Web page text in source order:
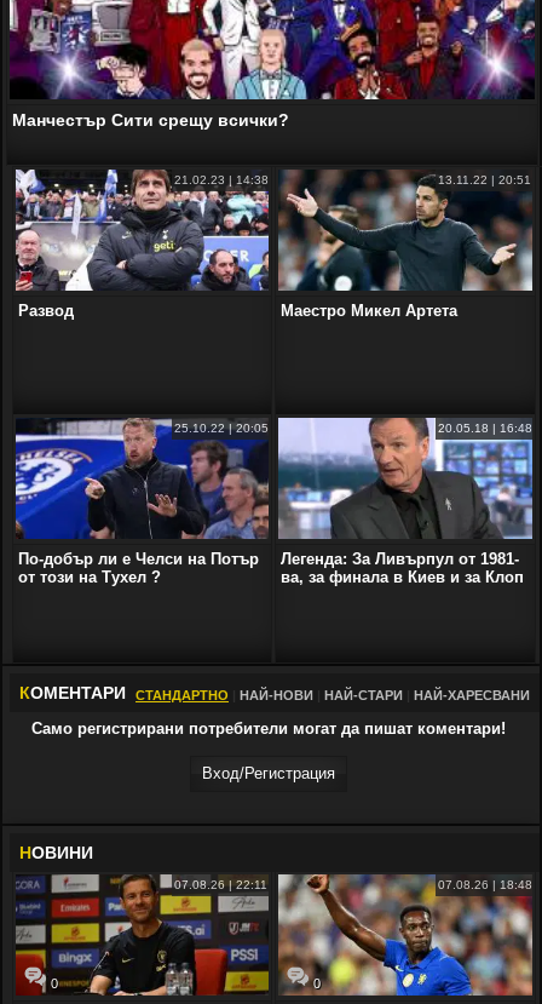
Манчестър Сити срещу всички?
21.02.23 | 14:38
Развод
13.11.22 | 20:51
Маестро Микел Артета
25.10.22 | 20:05
По-добър ли е Челси на Потър
от този на Тухел ?
20.05.18 | 16:48
Легенда: За Ливърпул от 1981-
ва, за финала в Киев и за Клоп
КОМЕНТАРИ СТАНДАРТНО НАЙ-НОВИ НАЙ-СТАРИ НАЙ-ХАРЕСВАНИ
Само регистрирани потребители могат да пишат коментари!
Вход/Регистрaция
НОВИНИ
0
07.08.26 | 22:11
0
07.08.26 | 18:48